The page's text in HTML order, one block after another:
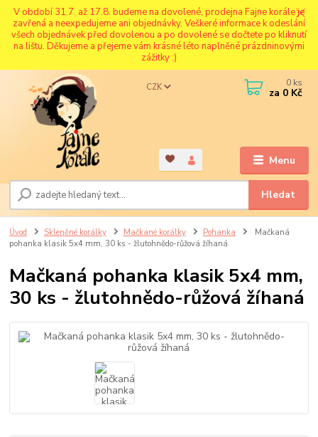
V období 31.7. až 17.8. budeme na dovolené, prodejna Fajne korále je
zavřená a neexpedujeme ani objednávky. Veškeré informace k odeslání
všech objednávek před dovolenou a po dovolené se dočtete po kliknutí
na lištu. Děkujeme a přejeme vám krásné léto naplněné prázdninovými
zážitky :)
Menu
CZK
Hledat
0 ks
za 0 Kč
Úvod Skleněné korálky Mačkané korálky Pohanka
Mačkaná
pohanka klasik 5x4 mm, 30 ks - žlutohnědo-růžová žíhaná
Mačkaná pohanka klasik 5x4 mm,
30 ks - žlutohnědo-růžová žíhaná